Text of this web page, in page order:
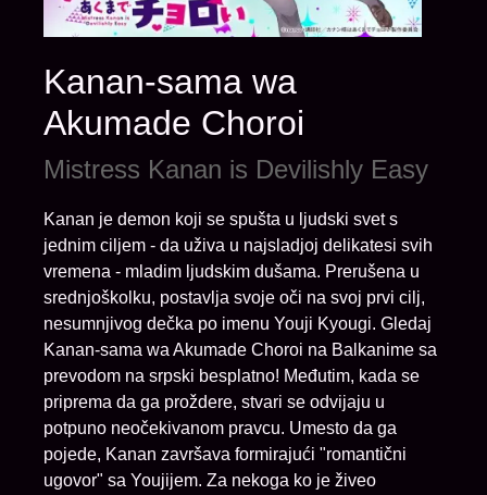
Kanan-sama wa
Akumade Choroi
Mistress Kanan is Devilishly Easy
Kanan je demon koji se spušta u ljudski svet s
jednim ciljem - da uživa u najsladjoj delikatesi svih
vremena - mladim ljudskim dušama. Prerušena u
srednjoškolku, postavlja svoje oči na svoj prvi cilj,
nesumnjivog dečka po imenu Youji Kyougi. Gledaj
Kanan-sama wa Akumade Choroi na Balkanime sa
prevodom na srpski besplatno! Međutim, kada se
priprema da ga proždere, stvari se odvijaju u
potpuno neočekivanom pravcu. Umesto da ga
pojede, Kanan završava formirajući "romantični
ugovor" sa Youjijem. Za nekoga ko je živeo